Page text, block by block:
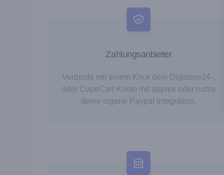
Zahlungsanbieter
Verbinde mit einem Klick dein Digistore24-,
oder CopeCart Konto mit apprex oder nutze
deine eigene Paypal Integration.